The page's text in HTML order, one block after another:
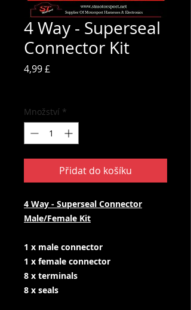
4 Way - Superseal
Connector Kit
4,99 £
Množství *
Přidat do košíku
4 Way - Superseal Connector
Male/Female Kit
1 x male connector
1 x female connector
8 x terminals
8 x seals